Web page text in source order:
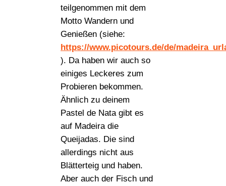
teilgenommen mit dem
Motto Wandern und
Genießen (siehe:
https://www.picotours.de/de/
). Da haben wir auch so
einiges Leckeres zum
Probieren bekommen.
Ähnlich zu deinem
Pastel de Nata gibt es
auf Madeira die
Queijadas. Die sind
allerdings nicht aus
Blätterteig und haben.
Aber auch der Fisch und